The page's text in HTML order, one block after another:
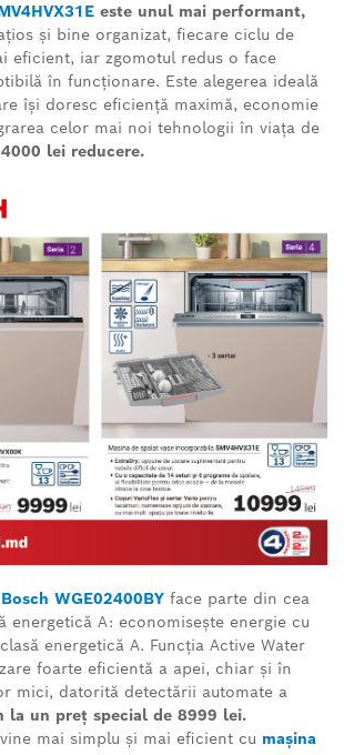
este unul mai performant,
și bine organizat, fiecare ciclu de
eficient, iar zgomotul redus o face
în funcționare. Este alegerea ideală
își doresc eficiență maximă, economie
celor mai noi tehnologii în viața de
lei reducere.
WGE02400BY face parte din cea
energetică A: economisește energie cu
energetică A. Funcția Active Water
foarte eficientă a apei, chiar și în
mici, datorită detectării automate a
la un preț special de 8999 lei.
mai simplu și mai eficient cu mașina